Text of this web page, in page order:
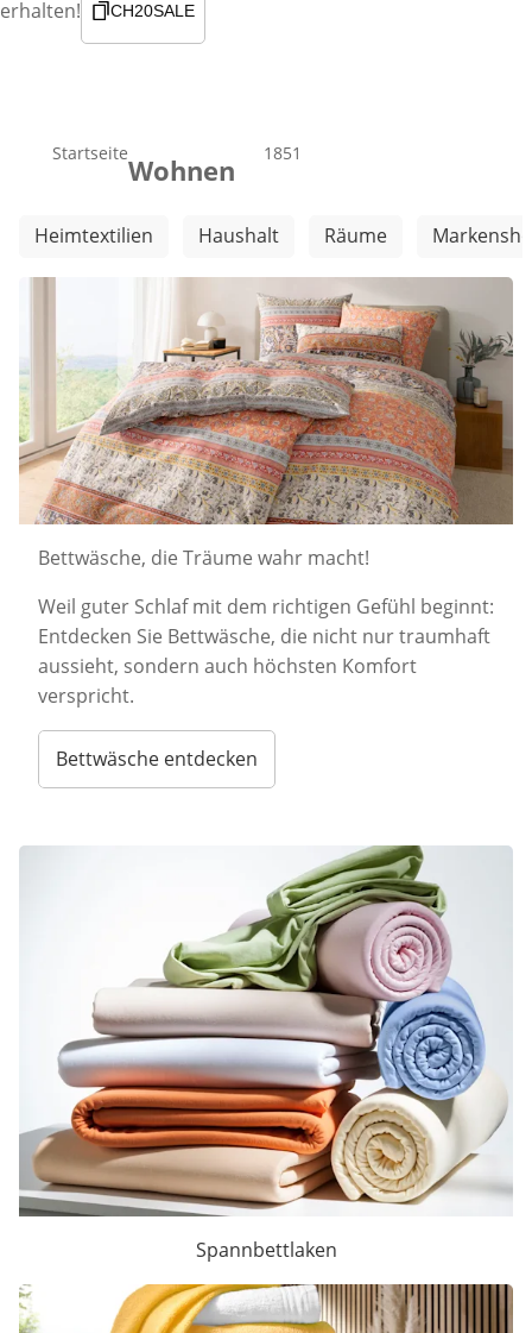
erhalten!
CH20SALE
StartseiteWohnen Produkte
1851
Weitere Kategorien überspringen
Heimtextilien Haushalt Räume
Bettwäsche, die Träume wahr macht!
Weil guter Schlaf mit dem richtigen Gefühl beginnt:
Entdecken Sie Bettwäsche, die nicht nur traumhaft
aussieht, sondern auch höchsten Komfort
verspricht.
Bettwäsche entdecken
Spannbettlaken